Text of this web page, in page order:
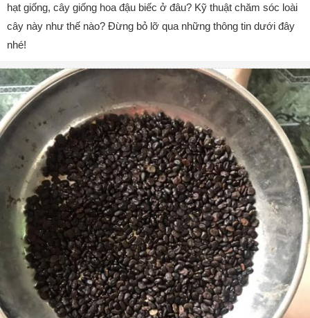
hạt giống, cây giống hoa đậu biếc ở đâu? Kỹ thuật chăm sóc loài
cây này như thế nào? Đừng bỏ lỡ qua những thông tin dưới đây
nhé!